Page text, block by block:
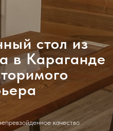
стол из
в Караганде
качество